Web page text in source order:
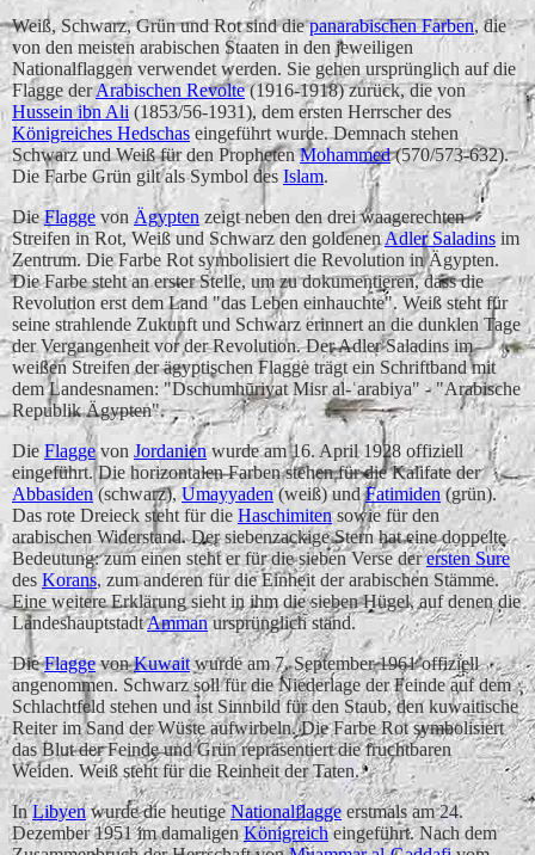
Weiß, Schwarz, Grün und Rot sind diepanarabischen Farben, die
von den meisten arabischen Staaten in den jeweiligen
Nationalflaggen verwendet werden. Sie gehen ursprünglich auf die
Flagge derArabischen Revolte(1916-1918) zurück, die von
Hussein ibn Ali (1853/56-1931), dem ersten Herrscher des
Königreiches Hedschaseingeführt wurde. Demnach stehen
Schwarz und Weiß für den ProphetenMohammed(570/573-632).
Die Farbe Grün gilt als Symbol des Islam.
DieFlagge von Ägypten zeigt neben den drei waagerechten
Streifen in Rot, Weiß und Schwarz den goldenenAdler Saladins im
Zentrum. Die Farbe Rot symbolisiert die Revolution in Ägypten.
Die Farbe steht an erster Stelle, um zu dokumentieren, dass die
Revolution erst dem Land "das Leben einhauchte". Weiß steht für
seine strahlende Zukunft und Schwarz erinnert an die dunklen Tage
der Vergangenheit vor der Revolution. Der Adler Saladins im
weißen Streifen der ägyptischen Flagge trägt ein Schriftband mit
dem Landesnamen: "Dschumhūriyat Misr al-ʿarabiya" - "Arabische
Republik Ägypten".
DieFlaggevon Jordanienwurde am 16. April 1928 offiziell
eingeführt. Die horizontalen Farben stehen für die Kalifate der
Abbasiden(schwarz),Umayyaden(weiß) undFatimiden(grün).
Das rote Dreieck steht für die Haschimitensowie für den
arabischen Widerstand. Der siebenzackige Stern hat eine doppelte
Bedeutung: zum einen steht er für die sieben Verse derersten Sure
des Korans, zum anderen für die Einheit der arabischen Stämme.
Eine weitere Erklärung sieht in ihm die sieben Hügel, auf denen die
LandeshauptstadtAmmanursprünglich stand.
DieFlaggevonKuwaitwurde am 7. September 1961 offiziell
angenommen. Schwarz soll für die Niederlage der Feinde auf dem
Schlachtfeld stehen und ist Sinnbild für den Staub, den kuwaitische
Reiter im Sand der Wüste aufwirbeln. Die Farbe Rot symbolisiert
das Blut der Feinde und Grün repräsentiert die fruchtbaren
Weiden. Weiß steht für die Reinheit der Taten.
InLibyenwurde die heutigeNationalflagge erstmals am 24.
Dezember 1951 im damaligenKönigreicheingeführt. Nach dem